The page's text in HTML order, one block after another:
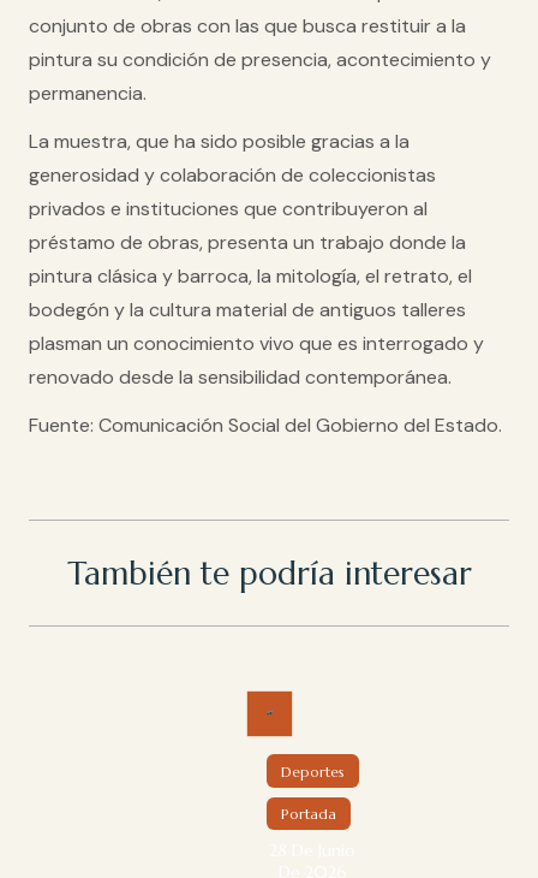
conjunto de obras con las que busca restituir a la
pintura su condición de presencia, acontecimiento y
permanencia.
La muestra, que ha sido posible gracias a la
generosidad y colaboración de coleccionistas
privados e instituciones que contribuyeron al
préstamo de obras, presenta un trabajo donde la
pintura clásica y barroca, la mitología, el retrato, el
bodegón y la cultura material de antiguos talleres
plasman un conocimiento vivo que es interrogado y
renovado desde la sensibilidad contemporánea.
Fuente: Comunicación Social del Gobierno del Estado.
También te podría interesar
Deportes
Portada